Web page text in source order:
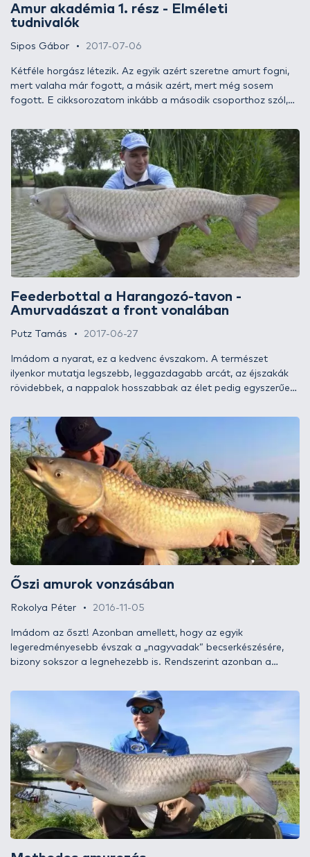
Amur akadémia 1. rész - Elméleti
tudnivalók
Sipos Gábor 2017-07-06
Kétféle horgász létezik. Az egyik azért szeretne amurt fogni,
mert valaha már fogott, a másik azért, mert még sosem
fogott. E cikksorozatom inkább a második csoporthoz szól,
szeretnék olyan segítséget nyújtani, aminek segítségével
megfoghatják életük első amurját. Egyszerűen, sallangok
nélkül, céltudatosan. A sorozat első epizódjában a szükséges
felszerelések, végszerelékek elemei és az elméleti tudnivalók
kerülnek terítékre.
Feederbottal a Harangozó-tavon -
Amurvadászat a front vonalában
Putz Tamás 2017-06-27
Imádom a nyarat, ez a kedvenc évszakom. A természet
ilyenkor mutatja legszebb, leggazdagabb arcát, az éjszakák
rövidebbek, a nappalok hosszabbak az élet pedig egyszerűen
vizeink alatt és felett egyaránt magas fordulatszámon
pezseg az élővilág. Ennek az időszaknak az egyik
legkedveltebb célhala az amur. Aki megtapasztalta már,
milyen hihetetlen erővel képes küzdeni a horgon egy termetes
növényevő torpedó, az megszállottan keresi őket a
legmelegebb évszakunk során akkor is, ha az kedvezőtlen,
szeszélyes arcát mutatja. Tartsatok velem legújabb
horgászatomon, és megmutatom, miként sikerült megélnem
az amurvadászatot.
Őszi amurok vonzásában
Rokolya Péter 2016-11-05
Imádom az őszt! Azonban amellett, hogy az egyik
legeredményesebb évszak a „nagyvadak” becserkészésére,
bizony sokszor a legnehezebb is. Rendszerint azonban a
Ez az írás nem az oly sokszor szereplő aranyhasú
kedvenceinkről fog szólni, mert bizony van, hogy háttérbe
szorulnak átengedve a terepet egy tekintélyt parancsoló
„fenevadnak”, az amurnak. Tartsatok velem, fedezzük fel,
mivel lehettek eredményesebbek őszi horgászataitok során
ezekre a torpedókra!